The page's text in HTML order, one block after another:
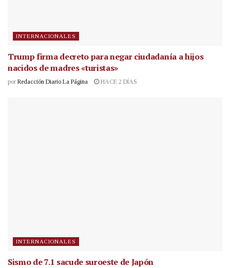
INTERNACIONALES
Trump firma decreto para negar ciudadanía a hijos
nacidos de madres «turistas»
por Redacción Diario La Página HACE 2 DÍAS
INTERNACIONALES
Sismo de 7.1 sacude suroeste de Japón